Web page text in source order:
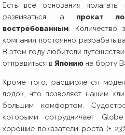
Есть все основания
развиваться, а прокат
востребованным. Количество
компания постоянно
В этом году любители
отправиться в Японию на борту
Кроме того, расширяется
лодок, что позволяет нашим
большим комфортом.
которыми сотрудничает
хорошие показатели роста (+